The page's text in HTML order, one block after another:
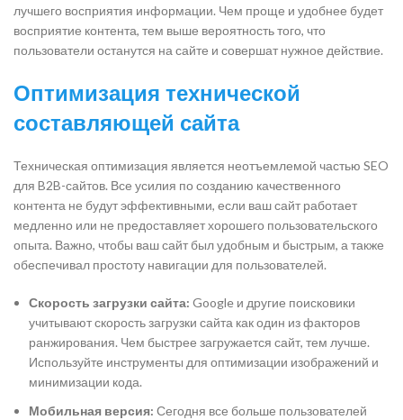
лучшего восприятия информации. Чем проще и удобнее будет
восприятие контента, тем выше вероятность того, что
пользователи останутся на сайте и совершат нужное действие.
Оптимизация технической
составляющей сайта
Техническая оптимизация является неотъемлемой частью SEO
для B2B-сайтов. Все усилия по созданию качественного
контента не будут эффективными, если ваш сайт работает
медленно или не предоставляет хорошего пользовательского
опыта. Важно, чтобы ваш сайт был удобным и быстрым, а также
обеспечивал простоту навигации для пользователей.
Скорость загрузки сайта: Google и другие поисковики
учитывают скорость загрузки сайта как один из факторов
ранжирования. Чем быстрее загружается сайт, тем лучше.
Используйте инструменты для оптимизации изображений и
минимизации кода.
Мобильная версия: Сегодня все больше пользователей